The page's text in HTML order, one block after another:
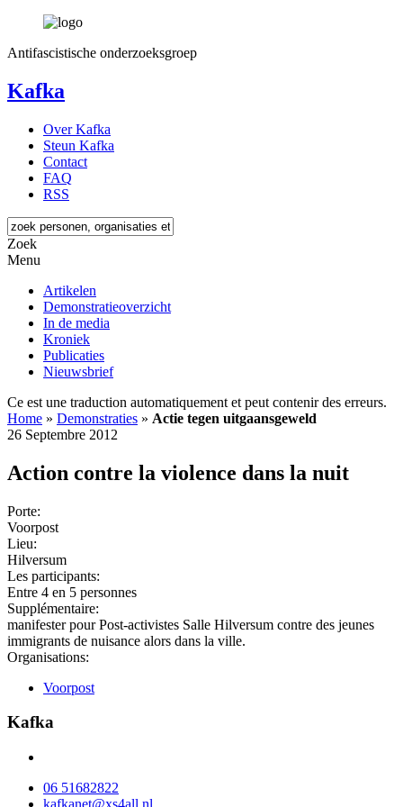
Antifascistische onderzoeksgroep
Kafka
Over Kafka
Steun Kafka
Contact
FAQ
RSS
Zoek
Menu
Artikelen
Demonstratieoverzicht
In de media
Kroniek
Publicaties
Nieuwsbrief
Ce est une traduction automatiquement et peut contenir des erreurs.
Home » Demonstraties » Actie tegen uitgaansgeweld
26 Septembre 2012
Action contre la violence dans la nuit
Porte:
Voorpost
Lieu:
Hilversum
Les participants:
Entre 4 en 5 personnes
Supplémentaire:
manifester pour Post-activistes Salle Hilversum contre des jeunes
immigrants de nuisance alors dans la ville.
Organisations:
Voorpost
Kafka
06 51682822
kafkanet@xs4all.nl